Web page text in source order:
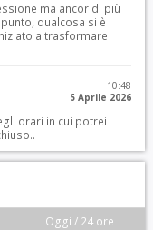
ma ancor di più
qualcosa si è
a trasformare
10:48
5 Aprile 2026
orari in cui potrei
Oggi / 24 ore